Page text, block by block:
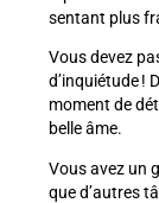
sentant plus
Vous devez
d’inquiétude !
moment de
belle âme.
Vous avez un
que d’autres